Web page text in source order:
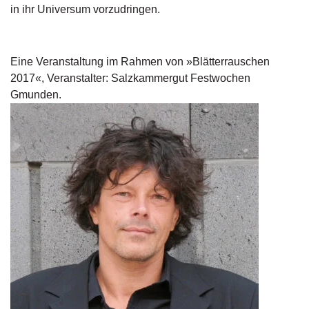
d
P
r
e
s
s
e
R
i
ts
b
e
in ihr Universum vorzudringen.
Eine Veranstaltung im Rahmen von »Blätterrauschen
2017«, Veranstalter: Salzkammergut Festwochen
Gmunden.